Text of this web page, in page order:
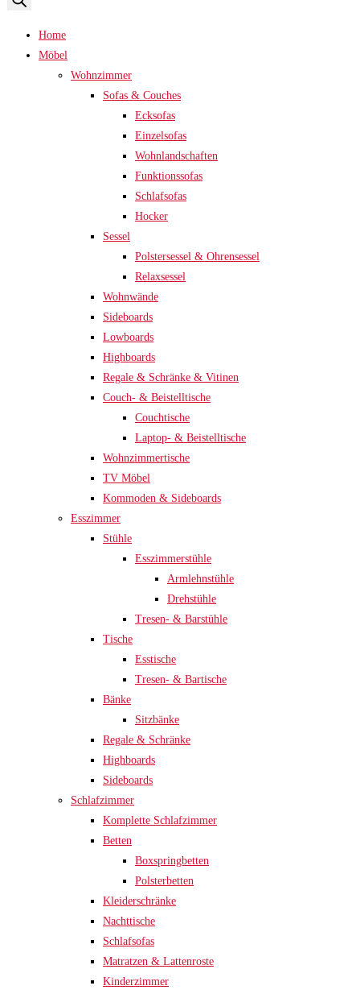
Home
Möbel
Wohnzimmer
Sofas & Couches
Ecksofas
Einzelsofas
Wohnlandschaften
Funktionssofas
Schlafsofas
Hocker
Sessel
Polstersessel & Ohrensessel
Relaxsessel
Wohnwände
Sideboards
Lowboards
Highboards
Regale & Schränke & Vitinen
Couch- & Beistelltische
Couchtische
Laptop- & Beistelltische
Wohnzimmertische
TV Möbel
Kommoden & Sideboards
Esszimmer
Stühle
Esszimmerstühle
Armlehnstühle
Drehstühle
Tresen- & Barstühle
Tische
Esstische
Tresen- & Bartische
Bänke
Sitzbänke
Regale & Schränke
Highboards
Sideboards
Schlafzimmer
Komplette Schlafzimmer
Betten
Boxspringbetten
Polsterbetten
Kleiderschränke
Nachttische
Schlafsofas
Matratzen & Lattenroste
Kinderzimmer